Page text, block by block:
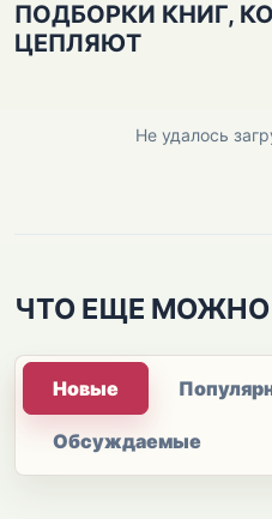
ПОДБОРКИ КНИГ,
ЦЕПЛЯЮТ
Не удалось
ЧТО ЕЩЕ МОЖНО
Новые
Обсуждаемые